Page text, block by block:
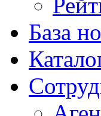
База